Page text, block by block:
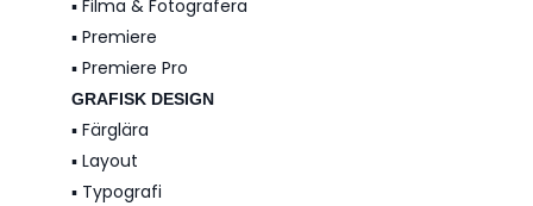
▪️ Filma & Fotografera
▪️ Premiere
▪️ Premiere Pro
GRAFISK DESIGN
▪️ Färglära
▪️ Layout
▪️ Typografi